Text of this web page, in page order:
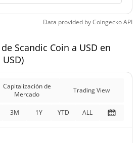
1.000.000.000 SNC
0.98%
0.81%
Data provided byCoingeckoAPI
Scandic Coin a USD en
Capitalización de
Mercado
Trading View
3M 1Y YTD ALL